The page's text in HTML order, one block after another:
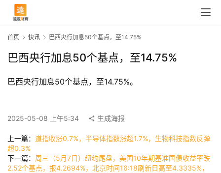
首
页
首页 快讯 巴西央行加息50个基点，至14.75%
巴西央行加息50个基点，至14.75%
巴西央行加息50个基点，至14.75%。
2025-05-08 上午5:34 生成海报
上一篇： 道指收涨0.7%，半导体指数涨超1.7%，生物科技指数反弹
超0.3%
下一篇： 周三（5月7日）纽约尾盘，美国10年期基准国债收益率跌
2.52个基点，报4.2694%，北京时间16:18刷新日高至4.3335%，